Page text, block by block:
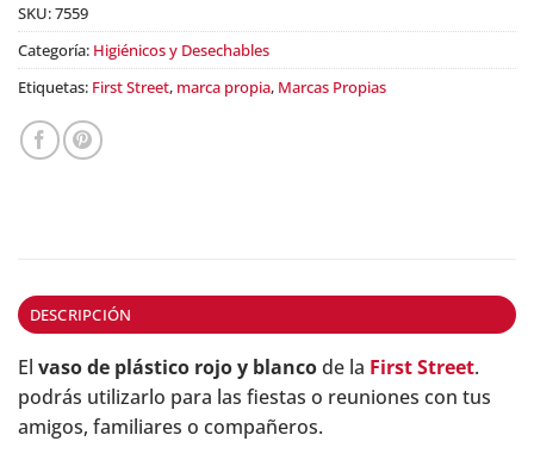
SKU:7559
Categoría: Higiénicos y Desechables
Etiquetas: First Street, marca propia, Marcas Propias
DESCRIPCIÓN
El vaso de plástico rojo y blancode la First Street.
podrás utilizarlo para las fiestas o reuniones con tus
amigos, familiares o compañeros.